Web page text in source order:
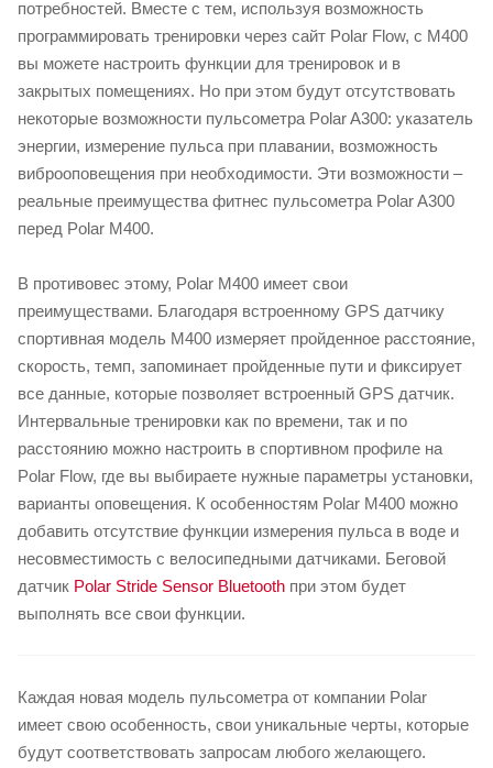
потребностей. Вместе с тем, используя возможность
программировать тренировки через сайт Polar Flow, с М400
вы можете настроить функции для тренировок и в
закрытых помещениях. Но при этом будут отсутствовать
некоторые возможности пульсометра Polar A300: указатель
энергии, измерение пульса при плавании, возможность
виброоповещения при необходимости. Эти возможности –
реальные преимущества фитнес пульсометра Polar A300
перед Polar M400.
В противовес этому, Polar M400 имеет свои
преимуществами. Благодаря встроенному GPS датчику
спортивная модель M400 измеряет пройденное расстояние,
скорость, темп, запоминает пройденные пути и фиксирует
все данные, которые позволяет встроенный GPS датчик.
Интервальные тренировки как по времени, так и по
расстоянию можно настроить в спортивном профиле на
Polar Flow, где вы выбираете нужные параметры установки,
варианты оповещения. К особенностям Polar M400 можно
добавить отсутствие функции измерения пульса в воде и
несовместимость с велосипедными датчиками. Беговой
датчик Polar Stride Sensor Bluetooth при этом будет
выполнять все свои функции.
Каждая новая модель пульсометра от компании Polar
имеет свою особенность, свои уникальные черты, которые
будут соответствовать запросам любого желающего.